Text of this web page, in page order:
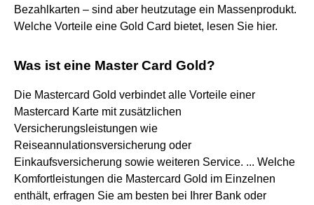
Bezahlkarten – sind aber heutzutage ein Massenprodukt.
Welche Vorteile eine Gold Card bietet, lesen Sie hier.
Was ist eine Master Card Gold?
Die Mastercard Gold verbindet alle Vorteile einer
Mastercard Karte mit zusätzlichen
Versicherungsleistungen wie
Reiseannulationsversicherung oder
Einkaufsversicherung sowie weiteren Service. ... Welche
Komfortleistungen die Mastercard Gold im Einzelnen
enthält, erfragen Sie am besten bei Ihrer Bank oder